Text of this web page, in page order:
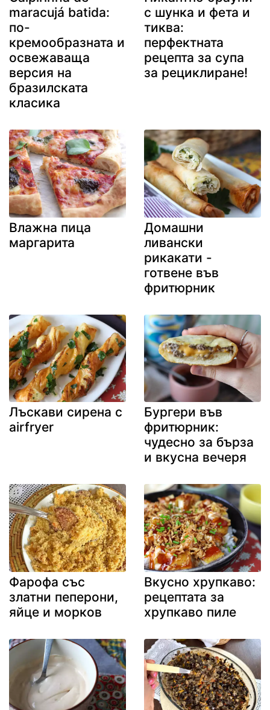
maracujá batida:
по-
кремообразната и
освежаваща
версия на
бразилската
класика
с шунка и фета и
тиква:
перфектната
рецепта за супа
за рециклиране!
Влажна пица
маргарита
Домашни
ливански
рикакати -
готвене във
фритюрник
Лъскави сирена с
airfryer
Бургери във
фритюрник:
чудесно за бърза
и вкусна вечеря
Фарофа със
златни пеперони,
яйце и морков
Вкусно хрупкаво:
рецептата за
хрупкаво пиле